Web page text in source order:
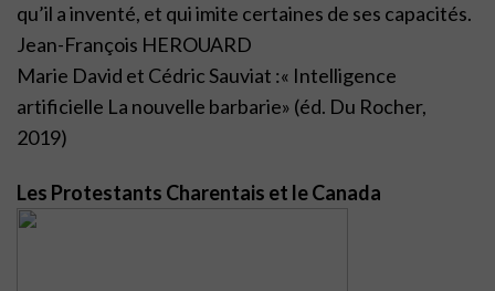
qu’il a inventé, et qui imite certaines de ses capacités.
Jean-François HEROUARD
Marie David et Cédric Sauviat :« Intelligence
artificielle La nouvelle barbarie» (éd. Du Rocher,
2019)
Les Protestants Charentais et le Canada